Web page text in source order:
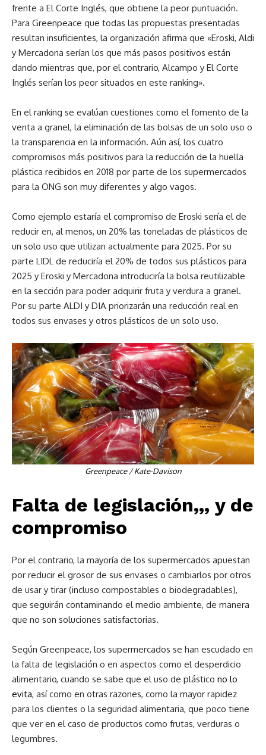
frente a El Corte Inglés, que obtiene la peor puntuación.
Para Greenpeace que todas las propuestas presentadas
resultan insuficientes, la organización afirma que «Eroski, Aldi
y Mercadona serían los que más pasos positivos están
dando mientras que, por el contrario, Alcampo y El Corte
Inglés serían los peor situados en este ranking».
En el ranking se evalúan cuestiones como el fomento de la
venta a granel, la eliminación de las bolsas de un solo uso o
la transparencia en la información. Aún así, los cuatro
compromisos más positivos para la reducción de la huella
plástica recibidos en 2018 por parte de los supermercados
para la ONG son muy diferentes y algo vagos.
Como ejemplo estaría el compromiso de Eroski sería el de
reducir en, al menos, un 20% las toneladas de plásticos de
un solo uso que utilizan actualmente para 2025. Por su
parte LIDL de reduciría el 20% de todos sus plásticos para
2025 y Eroski y Mercadona introduciría la bolsa reutilizable
en la sección para poder adquirir fruta y verdura a granel.
Por su parte ALDI y DIA priorizarán una reducción real en
todos sus envases y otros plásticos de un solo uso.
Greenpeace / Kate-Davison
Falta de legislación,,, y de
compromiso
Por el contrario, la mayoría de los supermercados apuestan
por reducir el grosor de sus envases o cambiarlos por otros
de usar y tirar (incluso compostables o biodegradables),
que seguirán contaminando el medio ambiente, de manera
que no son soluciones satisfactorias.
Según Greenpeace, los supermercados se han escudado en
la falta de legislación o en aspectos como el desperdicio
alimentario, cuando se sabe que el uso de plástico no lo
evita, así como en otras razones, como la mayor rapidez
para los clientes o la seguridad alimentaria, que poco tiene
que ver en el caso de productos como frutas, verduras o
legumbres.